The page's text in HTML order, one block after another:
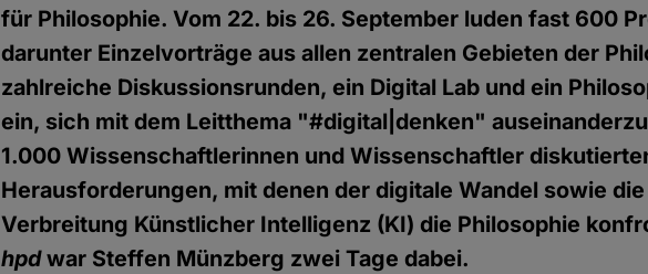
für Philosophie. Vom 22. bis 26. September luden fast 600
darunter Einzelvorträge aus allen zentralen Gebieten der
zahlreiche Diskussionsrunden, ein Digital Lab und ein
ein, sich mit dem Leitthema "#digital|denken"
1.000 Wissenschaftlerinnen und Wissenschaftler
Herausforderungen, mit denen der digitale Wandel sowie
Verbreitung Künstlicher Intelligenz (KI) die Philosophie
hpdwar Steffen Münzberg zwei Tage dabei.